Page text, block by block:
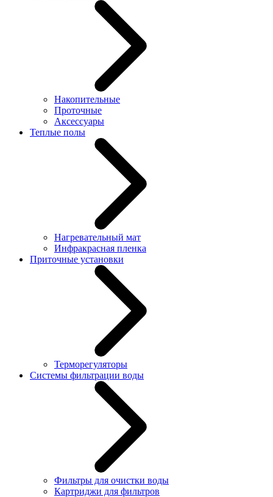
Накопительные
Проточные
Аксессуары
Теплые полы
Нагревательный мат
Инфракрасная пленка
Приточные установки
Терморегуляторы
Системы фильтрации воды
Фильтры для очистки воды
Картриджи для фильтров